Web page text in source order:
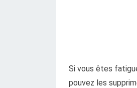
Si vous êtes
pouvez les